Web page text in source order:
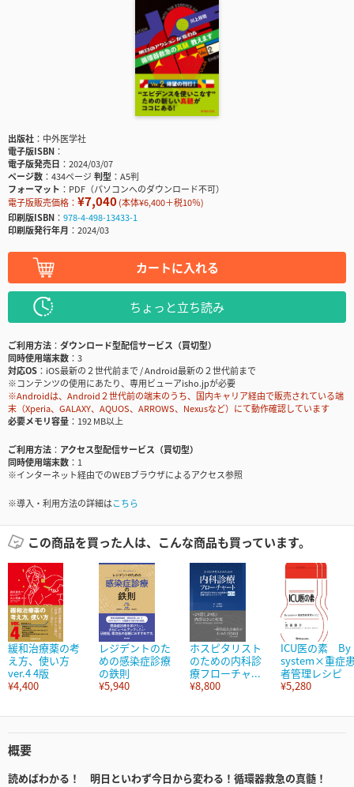
出版社
中外医学社
電子版ISBN
電子版発売日
2024/03/07
ページ数
434ページ判型
A5判
フォーマット
PDF（パソコンへのダウンロード不可）
電子版販売価格： ¥7,040(本体¥6,400＋税10％)
印刷版ISBN
978-4-498-13433-1
印刷版発行年月
2024/03
カートに入れる
ちょっと立ち読み
ご利用方法
ダウンロード型配信サービス（買切型）
同時使用端末数
3
対応OS
iOS最新の２世代前まで / Android最新の２世代前まで
※コンテンツの使用にあたり、専用ビューアisho.jpが必要
※Androidは、Android２世代前の端末のうち、国内キャリア経由で販売されている端
末（Xperia、GALAXY、AQUOS、ARROWS、Nexusなど）にて動作確認しています
必要メモリ容量
192 MB以上
ご利用方法
アクセス型配信サービス（買切型）
同時使用端末数
1
※インターネット経由でのWEBブラウザによるアクセス参照
※導入・利用方法の詳細はこちら
この商品を買った人は、こんな商品も買っています。
緩和治療薬の考
え方、使い方
ver.4 4版
¥4,400
レジデントのた
めの感染症診療
の鉄則
¥5,940
ホスピタリスト
のための内科診
療フローチャ...
¥8,800
ICU医の素 By
system×重症
者管理レシピ
¥5,280
概要
読めばわかる！ 明日といわず今日から変わる！循環器救急の真髄！